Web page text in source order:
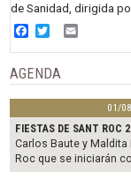
de Sanidad, dirigida
Facebook
Twitter
AGENDA
01/
FIESTAS DE SANT ROC
Carlos Baute y
Roc que se iniciarán